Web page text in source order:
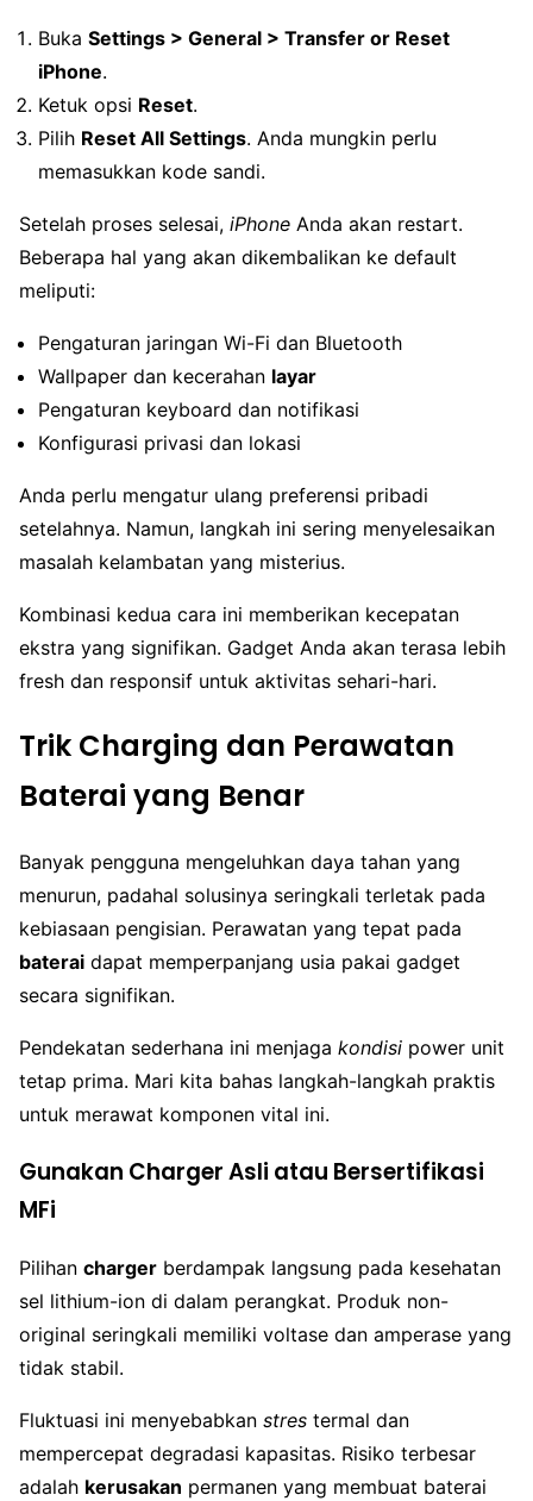
Buka Settings > General > Transfer or Reset
iPhone.
Ketuk opsi Reset.
Pilih Reset All Settings. Anda mungkin perlu
memasukkan kode sandi.
Setelah proses selesai, iPhone Anda akan restart.
Beberapa hal yang akan dikembalikan ke default
meliputi:
Pengaturan jaringan Wi-Fi dan Bluetooth
Wallpaper dan kecerahan layar
Pengaturan keyboard dan notifikasi
Konfigurasi privasi dan lokasi
Anda perlu mengatur ulang preferensi pribadi
setelahnya. Namun, langkah ini sering menyelesaikan
masalah kelambatan yang misterius.
Kombinasi kedua cara ini memberikan kecepatan
ekstra yang signifikan. Gadget Anda akan terasa lebih
fresh dan responsif untuk aktivitas sehari-hari.
Trik Charging dan Perawatan
Baterai yang Benar
Banyak pengguna mengeluhkan daya tahan yang
menurun, padahal solusinya seringkali terletak pada
kebiasaan pengisian. Perawatan yang tepat pada
baterai dapat memperpanjang usia pakai gadget
secara signifikan.
Pendekatan sederhana ini menjaga kondisi power unit
tetap prima. Mari kita bahas langkah-langkah praktis
untuk merawat komponen vital ini.
Gunakan Charger Asli atau Bersertifikasi
MFi
Pilihan charger berdampak langsung pada kesehatan
sel lithium-ion di dalam perangkat. Produk non-
original seringkali memiliki voltase dan amperase yang
tidak stabil.
Fluktuasi ini menyebabkan stres termal dan
mempercepat degradasi kapasitas. Risiko terbesar
adalah kerusakan permanen yang membuat baterai